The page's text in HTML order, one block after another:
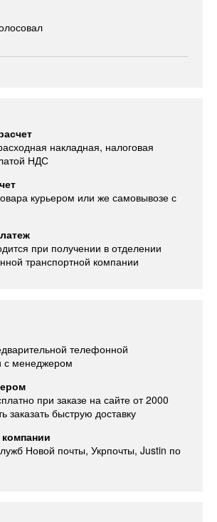
накладная, налоговая
НДС
курьером или же самовывозе с
при получении в отделении
транспортной компании
телефонной
с менеджером
при заказе на сайте от 2000
заказать быструю доставку
Новой почты, Укрпочты, Justin по